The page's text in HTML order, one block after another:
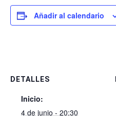
Añadir al calendario
DETALLES
Inicio:
4 de junio - 20:30